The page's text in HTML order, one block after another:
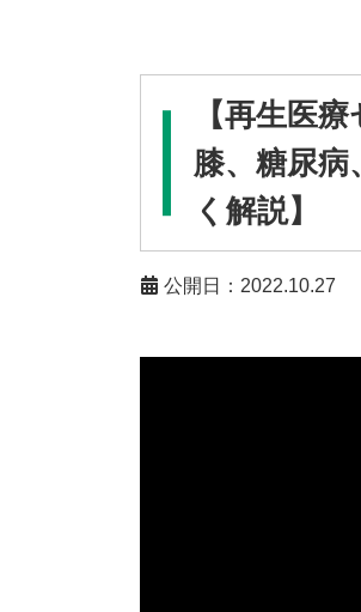
【再生医
膝、糖尿
く解説】
公開日：2022.10.27